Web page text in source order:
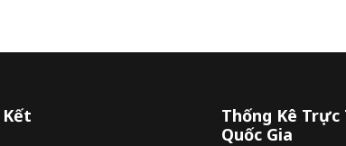
Kết
Thống Kê Trực
Quốc Gia